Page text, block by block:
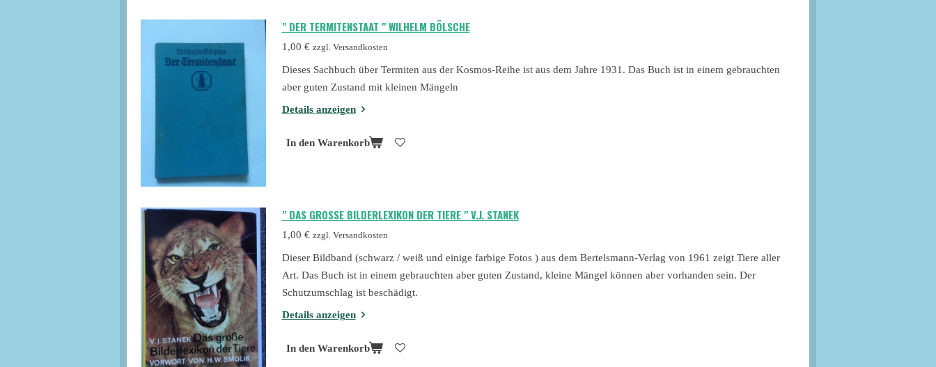
" DER TERMITENSTAAT " WILHELM BÖLSCHE
1,00 € zzgl. Versandkosten
Dieses Sachbuch über Termiten aus der Kosmos-Reihe ist aus dem Jahre 1931. Das Buch ist in einem gebrauchten
aber guten Zustand mit kleinen Mängeln
Details anzeigen
In den Warenkorb
" DAS GROSSE BILDERLEXIKON DER TIERE " V.J. STANEK
1,00 € zzgl. Versandkosten
Dieser Bildband (schwarz / weiß und einige farbige Fotos ) aus dem Bertelsmann-Verlag von 1961 zeigt Tiere aller
Art. Das Buch ist in einem gebrauchten aber guten Zustand, kleine Mängel können aber vorhanden sein. Der
Schutzumschlag ist beschädigt.
Details anzeigen
In den Warenkorb